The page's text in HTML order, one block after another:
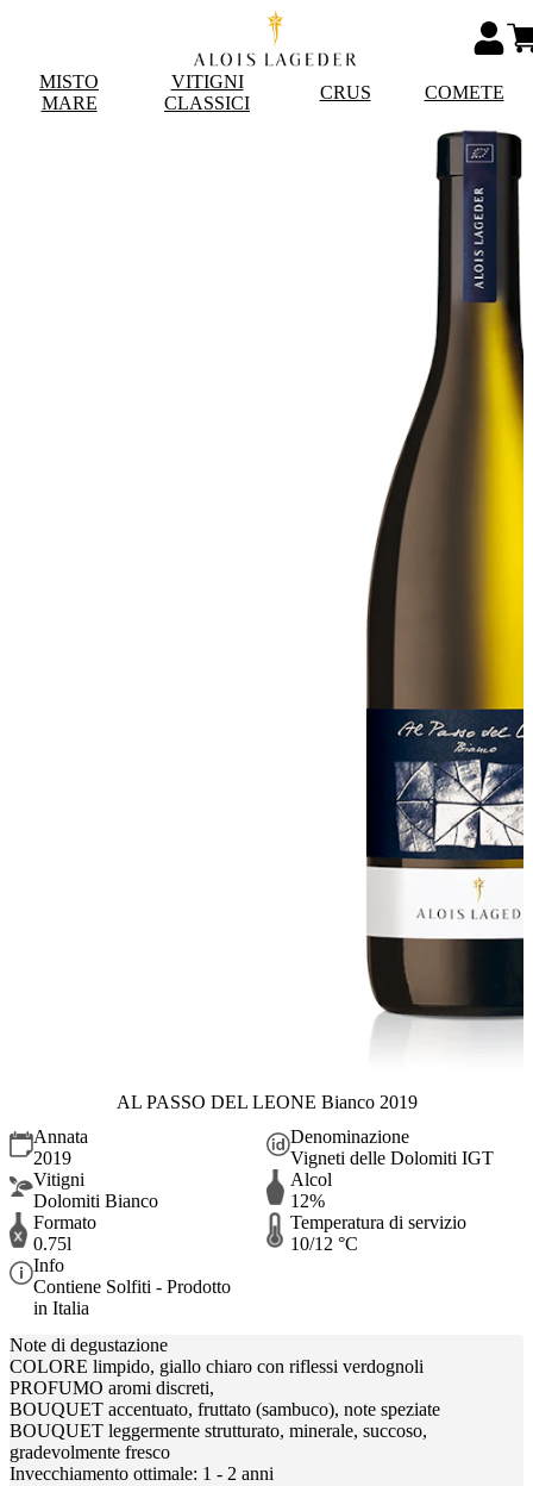
MISTO
MARE
VITIGNI
CLASSICI
CRUS COMETE
AL PASSO DEL LEONE Bianco 2019
Annata
2019
Denominazione
Vigneti delle Dolomiti IGT
Vitigni
Dolomiti Bianco
Alcol
12%
Formato
0.75l
Temperatura di servizio
10/12 °C
Info
Contiene Solfiti - Prodotto
in Italia
Note di degustazione
COLORE limpido, giallo chiaro con riflessi verdognoli
PROFUMO aromi discreti,
BOUQUET accentuato, fruttato (sambuco), note speziate
BOUQUET leggermente strutturato, minerale, succoso,
gradevolmente fresco
Invecchiamento ottimale: 1 - 2 anni